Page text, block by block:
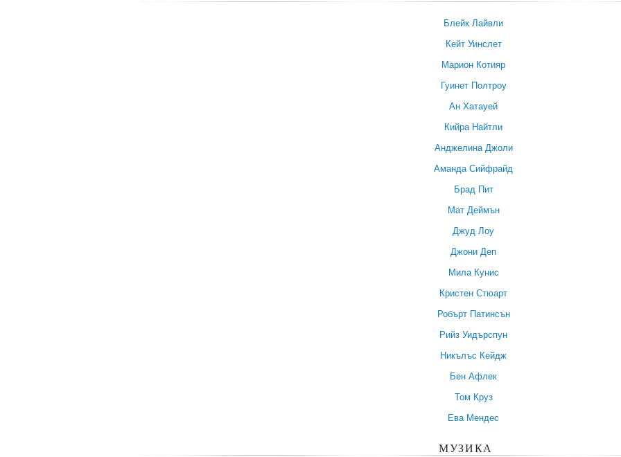
Блейк Лайвли
Кейт Уинслет
Марион Котияр
Гуинет Полтроу
Ан Хатауей
Кийра Найтли
Анджелина Джоли
Аманда Сийфрайд
Брад Пит
Мат Деймън
Джуд Лоу
Джони Деп
Мила Кунис
Кристен Стюарт
Робърт Патинсън
Рийз Уидърспун
Никълъс Кейдж
Бен Афлек
Том Круз
Ева Мендес
МУЗИКА